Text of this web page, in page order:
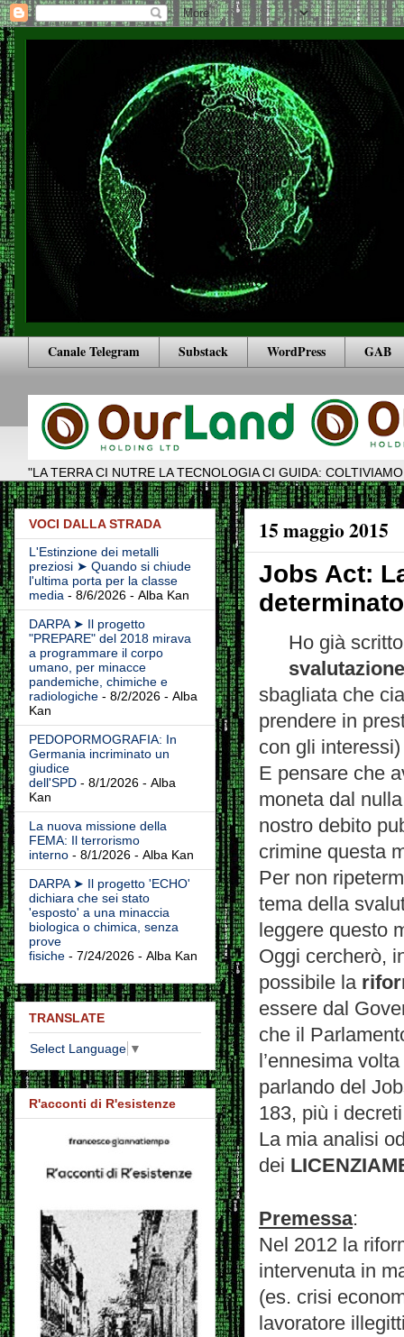
Canale Telegram Substack WordPress GAB
"LA TERRA CI NUTRE LA TECNOLOGIA CI GUIDA:
15 maggio 2015
Jobs Act:
determinato
Ho già
sbagliata che
prendere in
con gli
E pensare che
moneta dal
nostro debito
crimine questa
Per non
tema della
leggere questo
Oggi cercherò,
possibile la
essere dal
che il
l’ennesima
parlando del
183, più i
La mia analisi
dei
Premessa:
Nel 2012 la
intervenuta in
(es. crisi
lavoratore
VOCI DALLA STRADA
L'Estinzione dei metalli
preziosi ➤ Quando si chiude
l'ultima porta per la classe
media - 8/6/2026 - Alba Kan
DARPA ➤ Il progetto
"PREPARE" del 2018 mirava
a programmare il corpo
umano, per minacce
pandemiche, chimiche e
radiologiche - 8/2/2026 - Alba
Kan
PEDOPORMOGRAFIA: In
Germania incriminato un
giudice
dell'SPD - 8/1/2026 - Alba
Kan
La nuova missione della
FEMA: Il terrorismo
interno - 8/1/2026 - Alba Kan
DARPA ➤ Il progetto 'ECHO'
dichiara che sei stato
'esposto' a una minaccia
biologica o chimica, senza
prove
fisiche - 7/24/2026 - Alba Kan
TRANSLATE
Select Language ▼
R'acconti di R'esistenze